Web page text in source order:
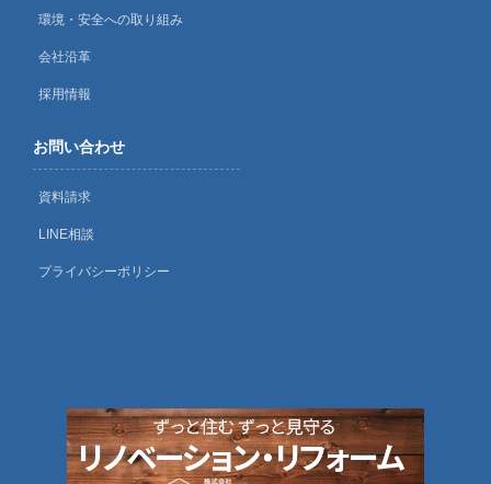
環境・安全への取り組み
会社沿革
採用情報
お問い合わせ
資料請求
LINE相談
プライバシーポリシー